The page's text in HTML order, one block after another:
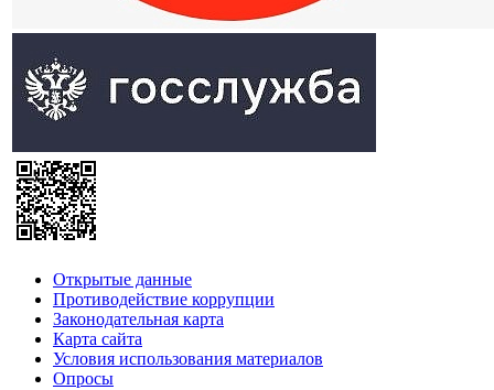
Открытые данные
Противодействие коррупции
Законодательная карта
Карта сайта
Условия использования материалов
Опросы